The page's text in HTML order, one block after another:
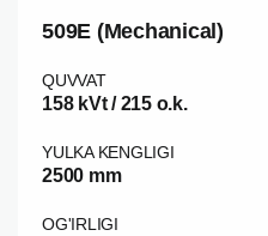
509E (Mechanical)
QUVVAT
158 kVt / 215 o.k.
YULKA KENGLIGI
2500 mm
OG'IRLIGI